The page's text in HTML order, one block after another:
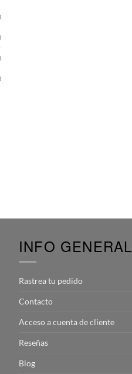
INFO GENERAL
Rastrea tu pedido
Contacto
Acceso a cuenta de cliente
Reseñas
Blog